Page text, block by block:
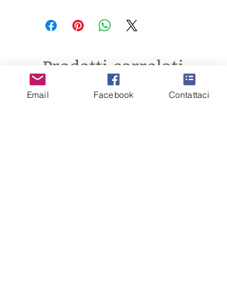
Prodotti correlati
Email Facebook Contattaci